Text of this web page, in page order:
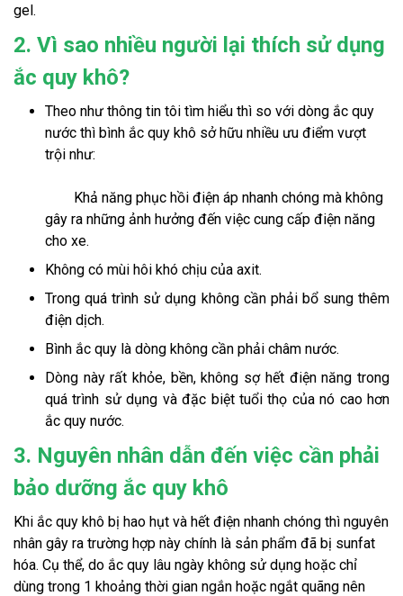
gel.
2. Vì sao nhiều người lại thích sử dụng
ắc quy khô?
Theo như thông tin tôi tìm hiểu thì so với dòng ắc quy
nước thì bình ắc quy khô sở hữu nhiều ưu điểm vượt
trội như:
Khả năng phục hồi điện áp nhanh chóng mà không
gây ra những ảnh hưởng đến việc cung cấp điện năng
cho xe.
Không có mùi hôi khó chịu của axit.
Trong quá trình sử dụng không cần phải bổ sung thêm
điện dịch.
Bình ắc quy là dòng không cần phải châm nước.
Dòng này rất khỏe, bền, không sợ hết điện năng trong
quá trình sử dụng và đặc biệt tuổi thọ của nó cao hơn
ắc quy nước.
3. Nguyên nhân dẫn đến việc cần phải
bảo dưỡng ắc quy khô
Khi ắc quy khô bị hao hụt và hết điện nhanh chóng thì nguyên
nhân gây ra trường hợp này chính là sản phẩm đã bị sunfat
hóa. Cụ thể, do ắc quy lâu ngày không sử dụng hoặc chỉ
dùng trong 1 khoảng thời gian ngắn hoặc ngắt quãng nên